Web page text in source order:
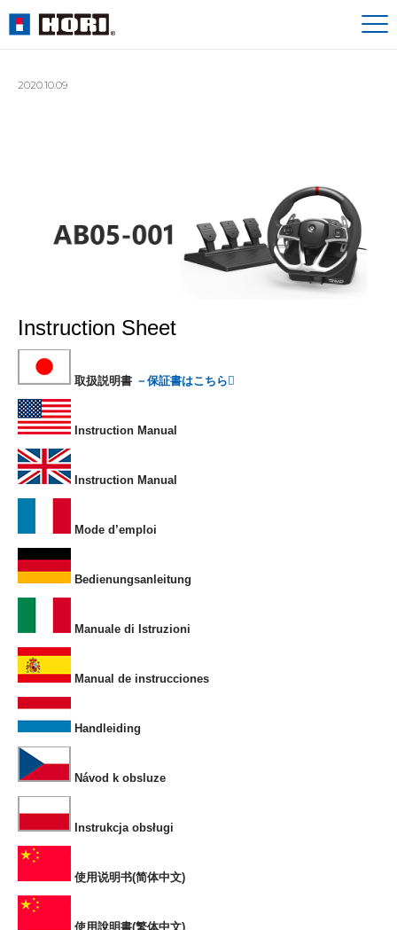
2020.10.09
Instruction Sheet
取扱説明書 －保証書はこちら
Instruction Manual
Instruction Manual
Mode d’emploi
Bedienungsanleitung
Manuale di Istruzioni
Manual de instrucciones
Handleiding
Návod k obsluze
Instrukcja obsługi
使用说明书(简体中文)
使用說明書(繁体中文)